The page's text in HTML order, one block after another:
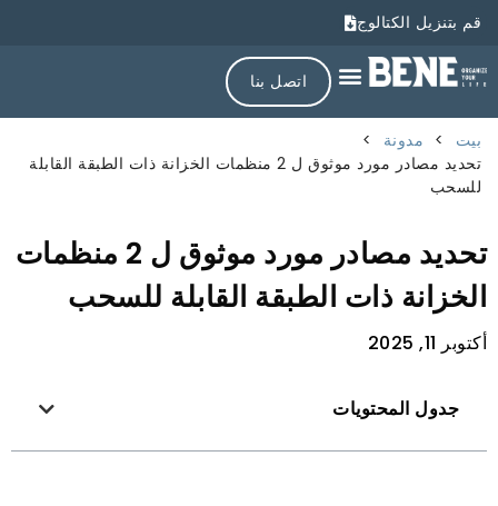
قم بتنزيل الكتالوج
اتصل بنا
بيت > مدونة
>
تحديد مصادر مورد موثوق ل 2 منظمات الخزانة ذات الطبقة القابلة
للسحب
تحديد مصادر مورد موثوق ل 2 منظمات
الخزانة ذات الطبقة القابلة للسحب
أكتوبر 11, 2025
جدول المحتويات